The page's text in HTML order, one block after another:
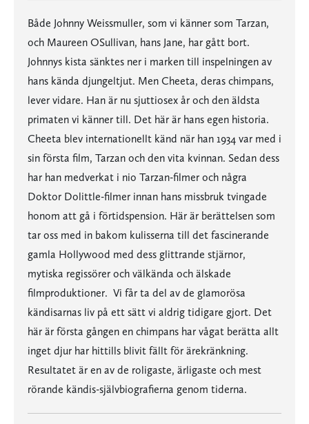
Både Johnny Weissmuller, som vi känner som Tarzan,
och Maureen OSullivan, hans Jane, har gått bort.
Johnnys kista sänktes ner i marken till inspelningen av
hans kända djungeltjut. Men Cheeta, deras chimpans,
lever vidare. Han är nu sjuttiosex år och den äldsta
primaten vi känner till. Det här är hans egen historia.
Cheeta blev internationellt känd när han 1934 var med i
sin första film, Tarzan och den vita kvinnan. Sedan dess
har han medverkat i nio Tarzan-filmer och några
Doktor Dolittle-filmer innan hans missbruk tvingade
honom att gå i förtidspension. Här är berättelsen som
tar oss med in bakom kulisserna till det fascinerande
gamla Hollywood med dess glittrande stjärnor,
mytiska regissörer och välkända och älskade
filmproduktioner. Vi får ta del av de glamorösa
kändisarnas liv på ett sätt vi aldrig tidigare gjort. Det
här är första gången en chimpans har vågat berätta allt 
inget djur har hittills blivit fällt för ärekränkning.
Resultatet är en av de roligaste, ärligaste och mest
rörande kändis-självbiografierna genom tiderna.